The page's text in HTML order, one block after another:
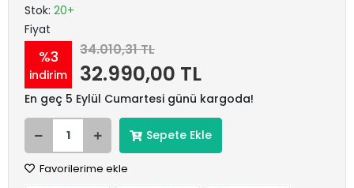
Stok: 20+
Fiyat
%3
indirim
34.010,31 TL
32.990,00 TL
En geç 5 Eylül Cumartesi günü kargoda!
Sepete Ekle
Favorilerime ekle